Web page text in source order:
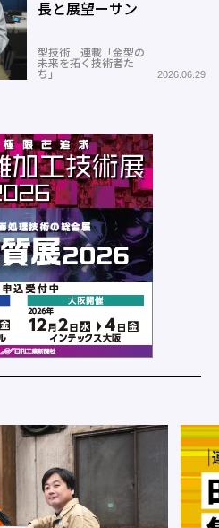
長と展望ーサン
型技術 連載「金型の
未来を拓く技術者た
ち」
2026.06.29